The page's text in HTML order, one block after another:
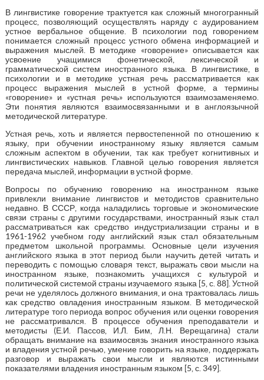
В лингвистике говорение трактуется как сложный многогранный
процесс, позволяющий осуществлять наряду с аудированием
устное вербальное общение. В психологии под говорением
понимается сложный процесс устного обмена информацией и
выражения мыслей. В методике «говорение» описывается как
усвоение учащимися фонетической, лексической и
грамматической систем иностранного языка. В лингвистике, в
психологии и в методике устная речь рассматривается как
процесс выражения мыслей в устной форме, а термины
«говорение» и «устная речь» используются взаимозаменяемо.
Эти понятия являются взаимосвязанными и в англоязычной
методической литературе.
Устная речь, хоть и является первостепенной по отношению к
языку, при обучении иностранному языку является самым
сложным аспектом в обучении, так как требует когнитивных и
лингвистических навыков. Главной целью говорения является
передача мыслей, информации в устной форме.
Вопросы по обучению говорению на иностранном языке
привлекли внимание лингвистов и методистов сравнительно
недавно. В СССР, когда наладились торговые и экономические
связи страны с другими государствами, иностранный язык стал
рассматриваться как средство индустриализации страны и в
1961-1962 учебном году английский язык стал обязательным
предметом школьной программы. Основные цели изучения
английского языка в этот период были научить детей читать и
переводить с помощью словаря текст, выражать свои мысли на
иностранном языке, познакомить учащихся с культурой и
политической системой страны изучаемого языка [5, с. 88]. Устной
речи не уделялось должного внимания, и она трактовалась лишь
как средство овладения иностранным языком. В методической
литературе того периода вопрос обучения или оценки говорения
не рассматривался. В процессе обучения преподаватели и
методисты (Е.И. Пассов, И.Л. Бим, Л.Н. Верещагина) стали
обращать внимание на взаимосвязь знания иностранного языка
и владения устной речью, умение говорить на языке, поддержать
разговор и выражать свои мысли и являются истинными
показателями владения иностранным языком [5, с. 349].